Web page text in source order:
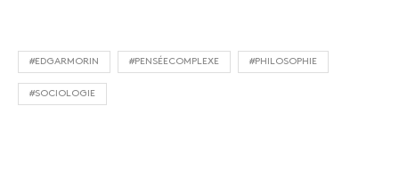
#EDGARMORIN #PENSÉECOMPLEXE #PHILOSOPHIE
#SOCIOLOGIE